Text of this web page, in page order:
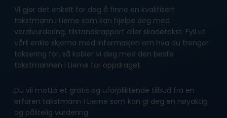
Vi gjør det enkelt for deg å finne en kvalifisert
takstmann i Lierne som kan hjelpe deg med
verdivurdering, tilstandsrapport eller skadetakst. Fyll ut
vårt enkle skjema med informasjon om hva du trenger
taksering for, så kobler vi deg med den beste
takstmannen i Lierne for oppdraget.
Du vil motta et gratis og uforpliktende tilbud fra en
erfaren takstmann i Lierne som kan gi deg en nøyaktig
og pålitelig vurdering.